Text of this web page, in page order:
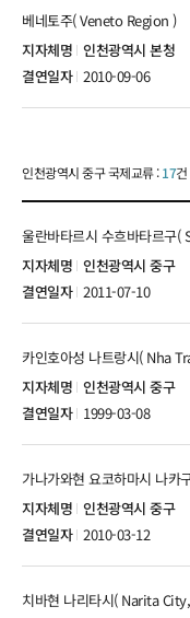
인천광역시 본청
베네토주( Veneto Region )
2010-09-06
인천광역시 중구 국제교류 :17건
인천광역시 중구
울란바타르시 수흐바타르
2011-07-10
인천광역시 중구
카인호아성 나트랑시( Nha
1999-03-08
인천광역시 중구
2010-03-12
치바현 나리타시( Narita